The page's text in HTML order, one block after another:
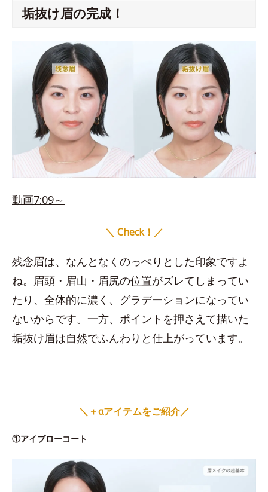
垢抜け眉の完成！
動画7:09～
＼ Check！／
残念眉は、なんとなくのっぺりとした印象ですよ
ね。眉頭・眉山・眉尻の位置がズレてしまってい
たり、全体的に濃く、グラデーションになってい
ないからです。一方、ポイントを押さえて描いた
垢抜け眉は自然でふんわりと仕上がっています。
＼＋αアイテムをご紹介／
①アイブローコート